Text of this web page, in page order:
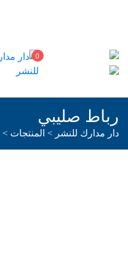
0
رباط صليبي
دار مدارك للنشر > المنتجات >